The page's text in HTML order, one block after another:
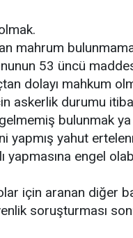
mahrum
53 üncü
dolayı mahkum
askerlik durumu
bulunmak
yapmış yahut
yapmasına engel
için aranan diğer
soruşturması